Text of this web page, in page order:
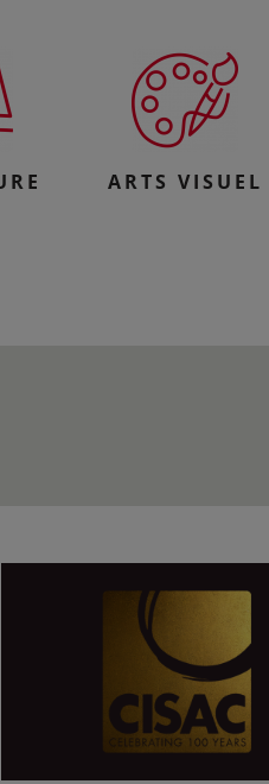
ARTS VISUEL